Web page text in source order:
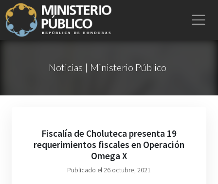
Noticias | Ministerio Público
Fiscalía de Choluteca presenta 19
requerimientos fiscales en Operación
Omega X
Publicado el 26 octubre, 2021